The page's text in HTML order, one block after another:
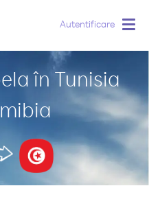
Autentificare
în Tunisia